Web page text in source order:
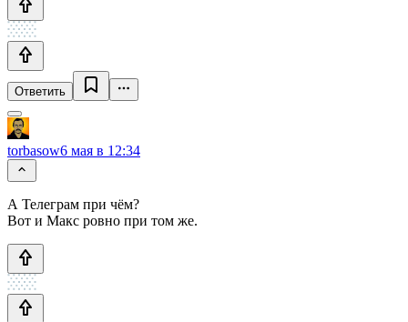
Ответить
torbasow6 мая в 12:34
А Телеграм при чём?
Вот и Макс ровно при том же.